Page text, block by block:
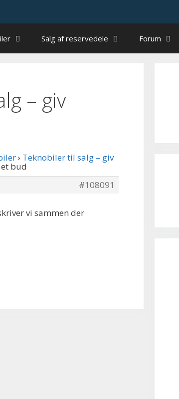
Salg af reservedele Forum
– giv
› Teknobiler til salg – giv
bud
#108091
vi sammen der